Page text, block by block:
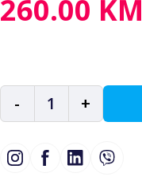
260.00 KM
- 1 +